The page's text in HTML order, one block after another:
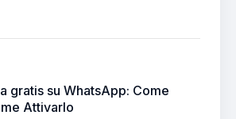
gratis su WhatsApp: Come
Attivarlo